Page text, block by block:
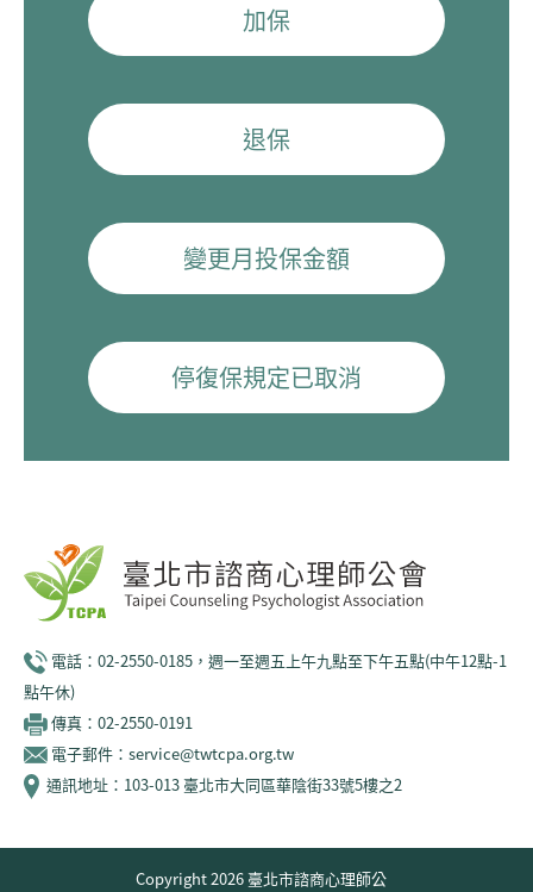
加保
退保
變更月投保金額
停復保規定已取消
電話：02-2550-0185，週一至週五上午九點至下午五點(中午12點-1
點午休)
傳真：02-2550-0191
電子郵件：service@twtcpa.org.tw
通訊地址：103-013 臺北市大同區華陰街33號5樓之2
Copyright 2026 臺北市諮商心理師公